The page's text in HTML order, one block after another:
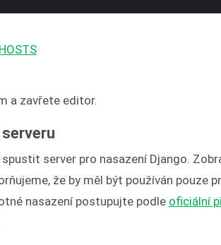
a zavřete editor.
spustit server pro nasazení Django.
že by měl být používán pouze
nasazení postupujte podle oficiální